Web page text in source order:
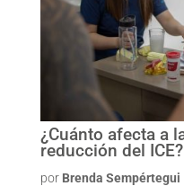
¿Cuánto afecta a
reducción del ICE?
por Brenda Sempértegui